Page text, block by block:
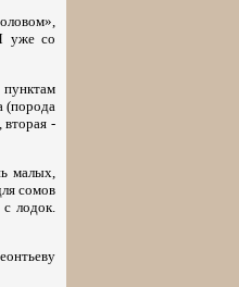
уже со
(порода
вторая -
малых,
сомов
лодок.